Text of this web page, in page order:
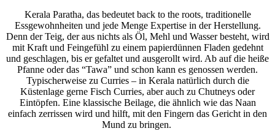
Kerala Paratha, das bedeutet back to the roots, traditionelle
Essgewohnheiten und jede Menge Expertise in der Herstellung.
Denn der Teig, der aus nichts als Öl, Mehl und Wasser besteht, wird
mit Kraft und Feingefühl zu einem papierdünnen Fladen gedehnt
und geschlagen, bis er gefaltet und ausgerollt wird. Ab auf die heiße
Pfanne oder das “Tawa” und schon kann es genossen werden.
Typischerweise zu Curries – in Kerala natürlich durch die
Küstenlage gerne Fisch Curries, aber auch zu Chutneys oder
Eintöpfen. Eine klassische Beilage, die ähnlich wie das Naan
einfach zerrissen wird und hilft, mit den Fingern das Gericht in den
Mund zu bringen.